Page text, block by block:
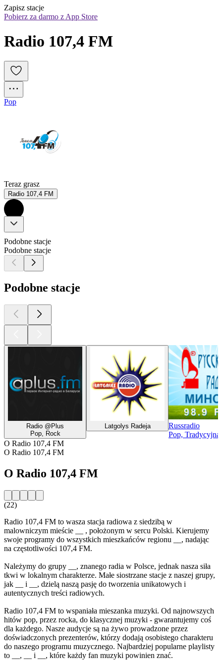
Zapisz stacje
Pobierz za darmo z App Store
Radio 107,4 FM
Pop
Teraz grasz
Radio 107,4 FM
Podobne stacje
Podobne stacje
Podobne stacje
Radio @Plus
Pop, Rock
Latgolys Radeja
Russradio
Pop,
O Radio 107,4 FM
O Radio 107,4 FM
O Radio 107,4 FM
(22)
Radio 107,4 FM to wasza stacja radiowa z siedzibą w
malowniczym mieście __ , położonym w sercu Polski. Kierujemy
swoje programy do wszystkich mieszkańców regionu __, nadając
na częstotliwości 107,4 FM.
Należymy do grupy __, znanego radia w Polsce, jednak nasza siła
tkwi w lokalnym charakterze. Małe siostrzane stacje z naszej grupy,
jak __ i __, dzielą naszą pasję do tworzenia unikatowych i
autentycznych treści radiowych.
Radio 107,4 FM to wspaniała mieszanka muzyki. Od najnowszych
hitów pop, przez rocka, do klasycznej muzyki - gwarantujemy coś
dla każdego. Nasze audycje są na żywo prowadzone przez
doświadczonych prezenterów, którzy dodają osobistego charakteru
do naszego programu muzycznego. Najbardziej popularne playlisty
to __, __ i __, które każdy fan muzyki powinien znać.